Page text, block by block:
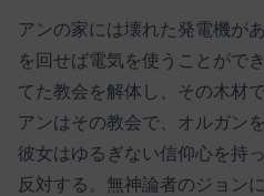
アンの家には壊れた発電機が
を回せば電気を使うことがで
てた教会を解体し、その木材
アンはその教会で、オルガン
彼女はゆるぎない信仰心を持
反対する。無神論者のジョン